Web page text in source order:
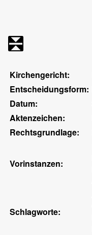
Kirchengericht:
Entscheidungsform:
Datum:
Aktenzeichen:
Rechtsgrundlage:
Vorinstanzen:
Schlagworte: